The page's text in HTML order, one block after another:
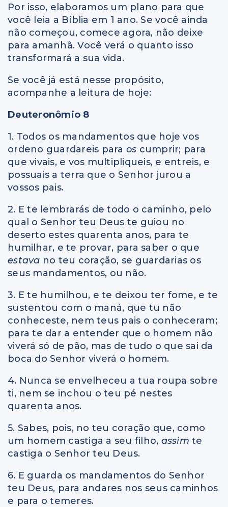
Por isso, elaboramos um plano para que
você leia a Bíblia em 1 ano. Se você ainda
não começou, comece agora, não deixe
para amanhã. Você verá o quanto isso
transformará a sua vida.
Se você já está nesse propósito,
acompanhe a leitura de hoje:
Deuteronômio 8
1. Todos os mandamentos que hoje vos
ordeno guardareis para os cumprir; para
que vivais, e vos multipliqueis, e entreis, e
possuais a terra que o Senhor jurou a
vossos pais.
2. E te lembrarás de todo o caminho, pelo
qual o Senhor teu Deus te guiou no
deserto estes quarenta anos, para te
humilhar, e te provar, para saber o que
estava no teu coração, se guardarias os
seus mandamentos, ou não.
3. E te humilhou, e te deixou ter fome, e te
sustentou com o maná, que tu não
conheceste, nem teus pais o conheceram;
para te dar a entender que o homem não
viverá só de pão, mas de tudo o que sai da
boca do Senhor viverá o homem.
4. Nunca se envelheceu a tua roupa sobre
ti, nem se inchou o teu pé nestes
quarenta anos.
5. Sabes, pois, no teu coração que, como
um homem castiga a seu filho, assim te
castiga o Senhor teu Deus.
6. E guarda os mandamentos do Senhor
teu Deus, para andares nos seus caminhos
e para o temeres.